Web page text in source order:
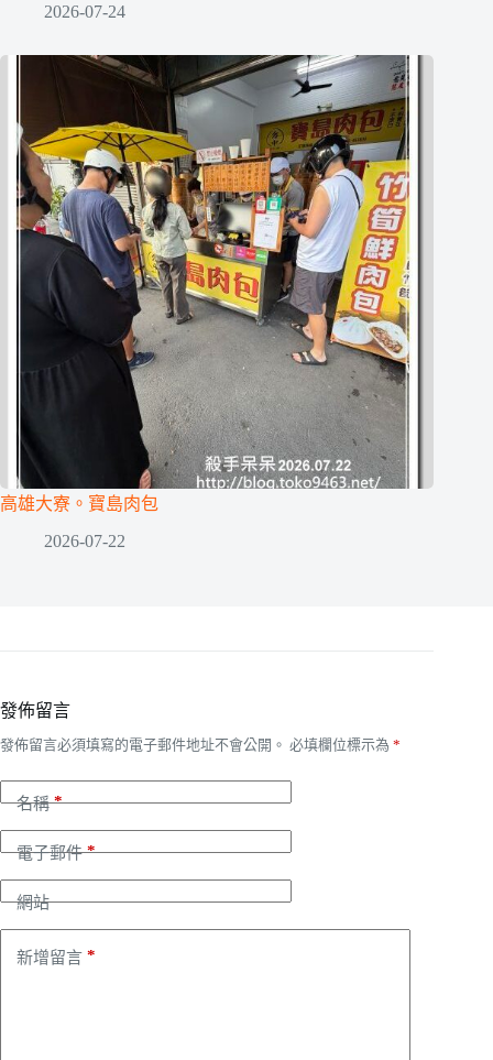
2026-07-24
高雄大寮。寶島肉包
2026-07-22
發佈留言
發佈留言必須填寫的電子郵件地址不會公開。 必填欄位標示為 *
名稱*
電子郵件*
網站
新增留言 *